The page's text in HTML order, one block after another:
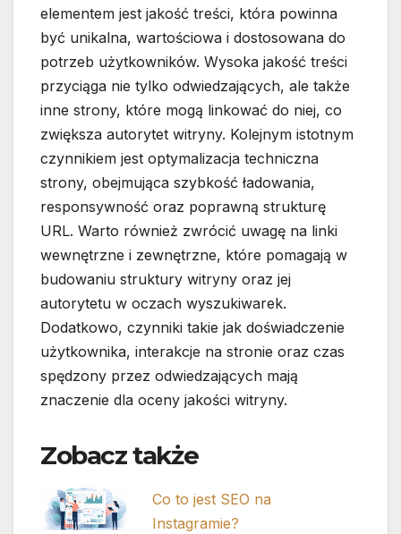
elementem jest jakość treści, która powinna
być unikalna, wartościowa i dostosowana do
potrzeb użytkowników. Wysoka jakość treści
przyciąga nie tylko odwiedzających, ale także
inne strony, które mogą linkować do niej, co
zwiększa autorytet witryny. Kolejnym istotnym
czynnikiem jest optymalizacja techniczna
strony, obejmująca szybkość ładowania,
responsywność oraz poprawną strukturę
URL. Warto również zwrócić uwagę na linki
wewnętrzne i zewnętrzne, które pomagają w
budowaniu struktury witryny oraz jej
autorytetu w oczach wyszukiwarek.
Dodatkowo, czynniki takie jak doświadczenie
użytkownika, interakcje na stronie oraz czas
spędzony przez odwiedzających mają
znaczenie dla oceny jakości witryny.
Zobacz także
Co to jest SEO na
Instagramie?